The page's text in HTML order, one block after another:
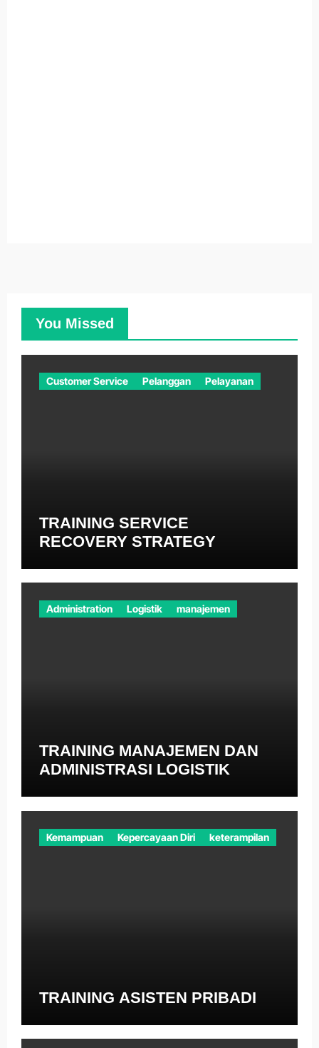
You Missed
Customer Service Pelanggan Pelayanan
TRAINING SERVICE
RECOVERY STRATEGY
Administration Logistik manajemen
TRAINING MANAJEMEN DAN
ADMINISTRASI LOGISTIK
Kemampuan Kepercayaan Diri keterampilan
TRAINING ASISTEN PRIBADI